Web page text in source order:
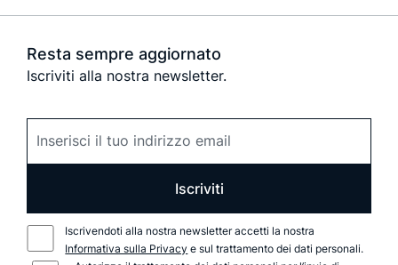
Resta sempre aggiornato
Iscriviti alla nostra newsletter.
Iscriviti
Iscrivendoti alla nostra newsletter accetti la nostra
Informativa sulla Privacy e sul trattamento dei dati personali.